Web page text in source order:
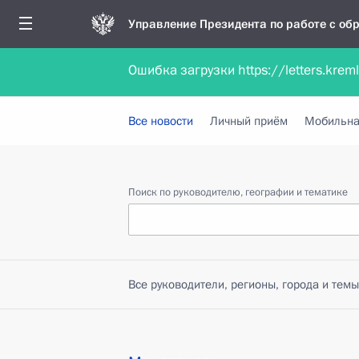
Управление Президента по работе с
Обратиться в форме электронного
Все новости Личный приём
Поиск по руководителю, географии и тематике
Все руководители, регионы, города и темы
Ошибка загрузки https://